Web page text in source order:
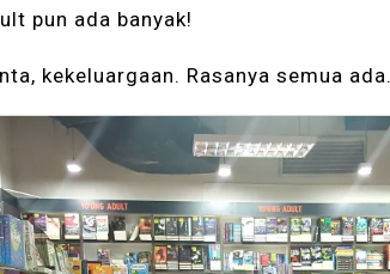
pun ada banyak!
kekeluargaan. Rasanya semua ada.